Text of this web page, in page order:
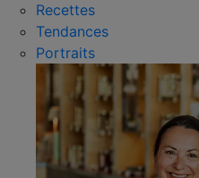
Recettes
Tendances
Portraits